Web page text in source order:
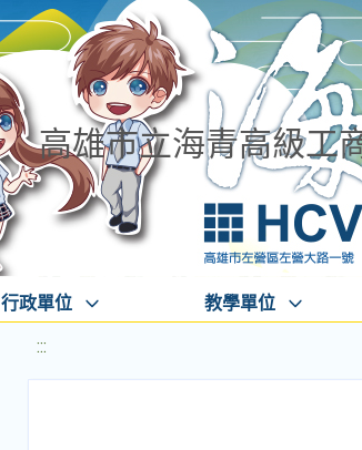
高雄市立海青高級工
行政單位 教學單位
:::